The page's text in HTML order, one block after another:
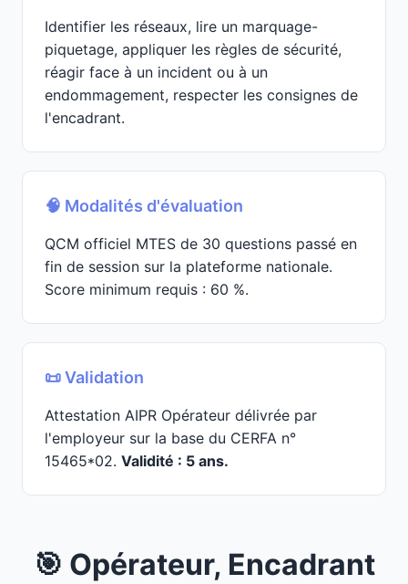
Identifier les réseaux, lire un marquage-
piquetage, appliquer les règles de sécurité,
réagir face à un incident ou à un
endommagement, respecter les consignes de
l'encadrant.
🧠 Modalités d'évaluation
QCM officiel MTES de 30 questions passé en
fin de session sur la plateforme nationale.
Score minimum requis : 60 %.
📜 Validation
Attestation AIPR Opérateur délivrée par
l'employeur sur la base du CERFA n°
15465*02. Validité : 5 ans.
🎯 Opérateur, Encadrant